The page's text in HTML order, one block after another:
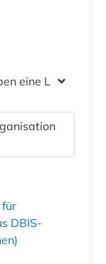
eine Lizenz
DBIS-